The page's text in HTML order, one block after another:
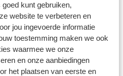
kunt gebruiken,
website te verbeteren en
jou ingevoerde informatie
toestemming maken we ook
waarmee we onze
en onze aanbiedingen
het plaatsen van eerste en